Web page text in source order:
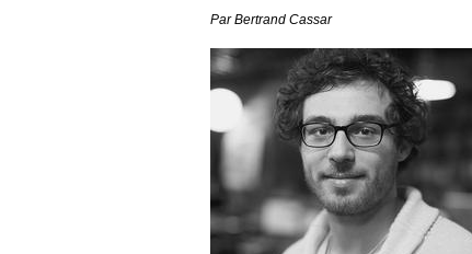
ParBertrand Cassar